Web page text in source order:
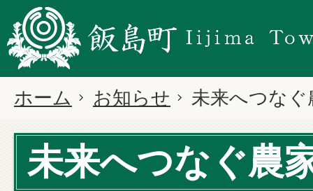
ホーム お知らせ 未来へつなぐ
未来へつなぐ農